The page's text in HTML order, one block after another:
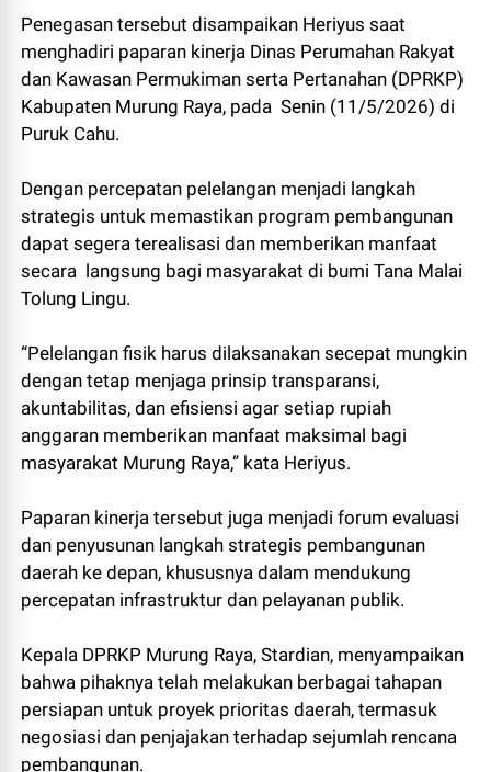
Penegasan tersebut disampaikan Heriyus saat
menghadiri paparan kinerja Dinas Perumahan Rakyat
dan Kawasan Permukiman serta Pertanahan (DPRKP)
Kabupaten Murung Raya, pada Senin (11/5/2026) di
Puruk Cahu.
Dengan percepatan pelelangan menjadi langkah
strategis untuk memastikan program pembangunan
dapat segera terealisasi dan memberikan manfaat
secara langsung bagi masyarakat di bumi Tana Malai
Tolung Lingu.
“Pelelangan fisik harus dilaksanakan secepat mungkin
dengan tetap menjaga prinsip transparansi,
akuntabilitas, dan efisiensi agar setiap rupiah
anggaran memberikan manfaat maksimal bagi
masyarakat Murung Raya,” kata Heriyus.
Paparan kinerja tersebut juga menjadi forum evaluasi
dan penyusunan langkah strategis pembangunan
daerah ke depan, khususnya dalam mendukung
percepatan infrastruktur dan pelayanan publik.
Kepala DPRKP Murung Raya, Stardian, menyampaikan
bahwa pihaknya telah melakukan berbagai tahapan
persiapan untuk proyek prioritas daerah, termasuk
negosiasi dan penjajakan terhadap sejumlah rencana
pembangunan.